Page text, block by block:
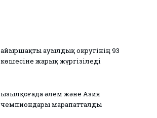
Қайыршақты ауылдық округінің 93
көшесіне жарық жүргізіледі
Қызылқоғада әлем және Азия
чемпиондары марапатталды